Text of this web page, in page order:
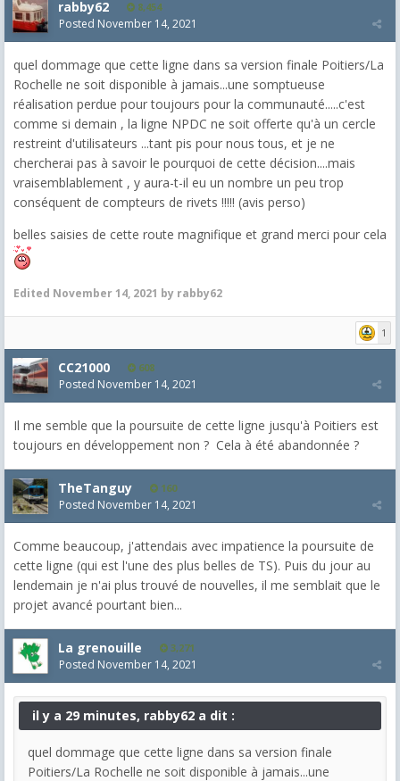
rabby62 8,454
Posted November 14, 2021
quel dommage que cette ligne dans sa version finale Poitiers/La
Rochelle ne soit disponible à jamais...une somptueuse
réalisation perdue pour toujours pour la communauté.....c'est
comme si demain , la ligne NPDC ne soit offerte qu'à un cercle
restreint d'utilisateurs ...tant pis pour nous tous, et je ne
chercherai pas à savoir le pourquoi de cette décision....mais
vraisemblablement , y aura-t-il eu un nombre un peu trop
conséquent de compteurs de rivets !!!!! (avis perso)
belles saisies de cette route magnifique et grand merci pour cela
Edited November 14, 2021 by rabby62
1
CC21000 608
Posted November 14, 2021
Il me semble que la poursuite de cette ligne jusqu'à Poitiers est
toujours en développement non ? Cela à été abandonnée ?
TheTanguy 160
Posted November 14, 2021
Comme beaucoup, j'attendais avec impatience la poursuite de
cette ligne (qui est l'une des plus belles de TS). Puis du jour au
lendemain je n'ai plus trouvé de nouvelles, il me semblait que le
projet avancé pourtant bien...
La grenouille 3,271
Posted November 14, 2021
il y a 29 minutes, rabby62 a dit :
quel dommage que cette ligne dans sa version finale
Poitiers/La Rochelle ne soit disponible à jamais...une